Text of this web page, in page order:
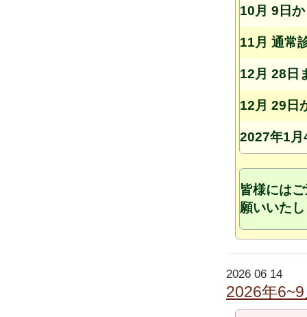
10月 9日
11月 通常
12月 28日
12月 29日
2027年1月
皆様には
願いいた
2026 06 14
2026年